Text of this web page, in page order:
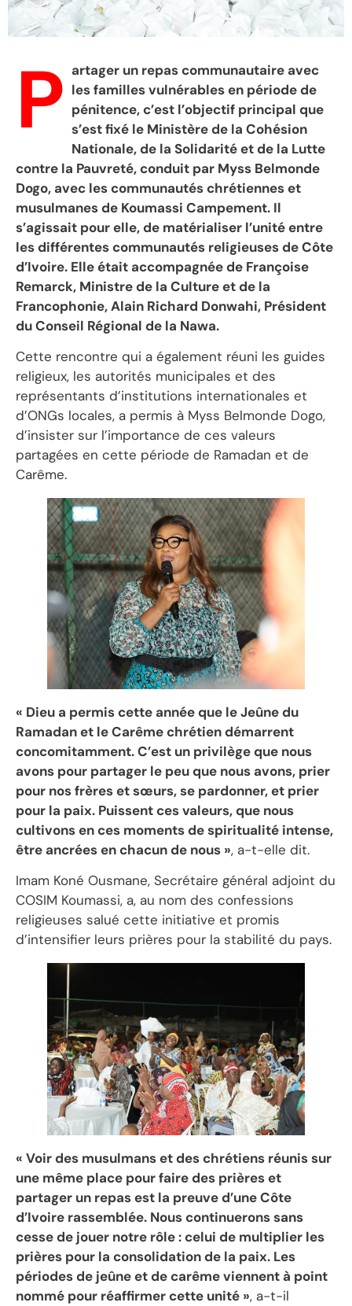
P artager un repas communautaire avec
les familles vulnérables en période de
pénitence, c’est l’objectif principal que
s’est fixé le Ministère de la Cohésion
Nationale, de la Solidarité et de la Lutte
contre la Pauvreté, conduit par Myss Belmonde
Dogo, avec les communautés chrétiennes et
musulmanes de Koumassi Campement. Il
s’agissait pour elle, de matérialiser l’unité entre
les différentes communautés religieuses de Côte
d’Ivoire. Elle était accompagnée de Françoise
Remarck, Ministre de la Culture et de la
Francophonie, Alain Richard Donwahi, Président
du Conseil Régional de la Nawa.
Cette rencontre qui a également réuni les guides
religieux, les autorités municipales et des
représentants d’institutions internationales et
d’ONGs locales, a permis à Myss Belmonde Dogo,
d’insister sur l’importance de ces valeurs
partagées en cette période de Ramadan et de
Carême.
« Dieu a permis cette année que le Jeûne du
Ramadan et le Carême chrétien démarrent
concomitamment. C’est un privilège que nous
avons pour partager le peu que nous avons, prier
pour nos frères et sœurs, se pardonner, et prier
pour la paix. Puissent ces valeurs, que nous
cultivons en ces moments de spiritualité intense,
être ancrées en chacun de nous », a-t-elle dit.
Imam Koné Ousmane, Secrétaire général adjoint du
COSIM Koumassi, a, au nom des confessions
religieuses salué cette initiative et promis
d’intensifier leurs prières pour la stabilité du pays.
« Voir des musulmans et des chrétiens réunis sur
une même place pour faire des prières et
partager un repas est la preuve d’une Côte
d’Ivoire rassemblée. Nous continuerons sans
cesse de jouer notre rôle : celui de multiplier les
prières pour la consolidation de la paix. Les
périodes de jeûne et de carême viennent à point
nommé pour réaffirmer cette unité », a-t-il